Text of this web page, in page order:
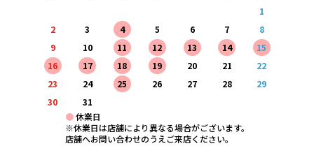
1
2
3 4 5 6 7
8
9
10 11 12 13 14
15
16
17 18 19 20 21
22
23
24 25 26 27 28
29
30
31
● 休業日
※休業日は店舗により異なる場合がございます。
店舗へお問い合わせのうえご来店ください。